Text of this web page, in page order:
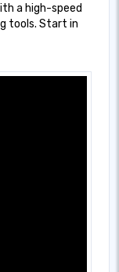
a high-speed
tools. Start in